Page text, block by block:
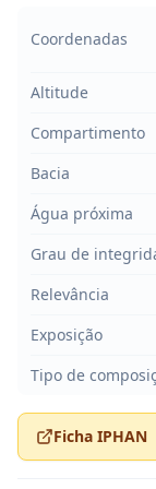
Coordenadas
Altitude
Compartimento
Bacia
Água próxima
Grau de
Relevância
Exposição
Tipo de
Ficha IPHAN